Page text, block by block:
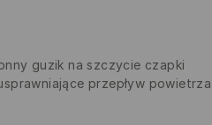
guzik na szczycie czapki
przepływ powietrza